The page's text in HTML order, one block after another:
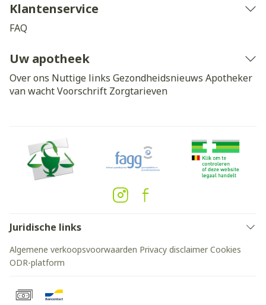
Klantenservice
FAQ
Uw apotheek
Over ons Nuttige links Gezondheidsnieuws Apotheker
van wachtVoorschrift Zorgtarieven
Juridische links
Algemene verkoopsvoorwaarden Privacy disclaimer Cookies
ODR-platform